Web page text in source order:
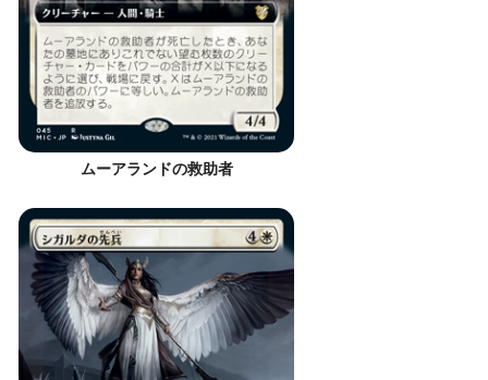
ムーアランドの救助者